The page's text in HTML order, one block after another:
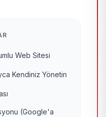
Web Sitesi
Kendiniz Yönetin
(Google'a